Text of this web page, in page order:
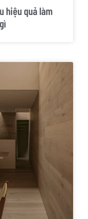
hiệu quả làm